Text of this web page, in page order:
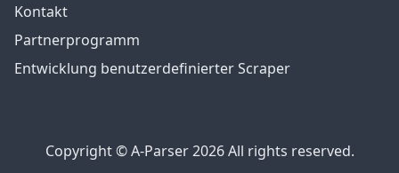
Kontakt
Partnerprogramm
Entwicklung benutzerdefinierter Scraper
Copyright © A-Parser 2026 All rights reserved.